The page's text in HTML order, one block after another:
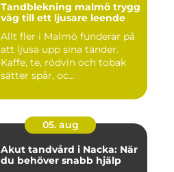
Tandblekning malmö trygg
väg till ett ljusare leende
Allt fler i Malmö funderar på
att ljusa upp sina tänder.
Kaffe, te, rödvin och tobak
sätter spår, oc...
05. aug
Akut tandvård i Nacka: När
du behöver snabb hjälp